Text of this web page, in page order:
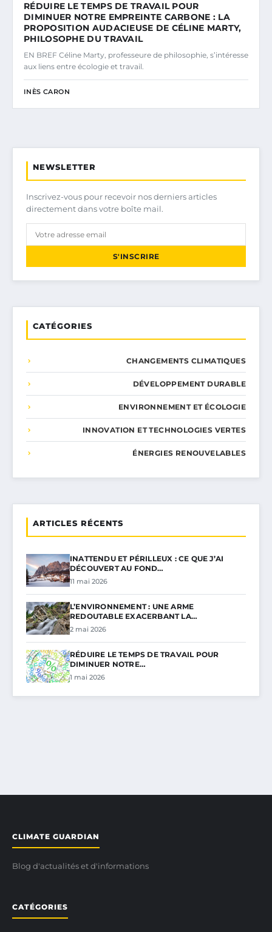
RÉDUIRE LE TEMPS DE TRAVAIL POUR
DIMINUER NOTRE EMPREINTE CARBONE : LA
PROPOSITION AUDACIEUSE DE CÉLINE MARTY,
PHILOSOPHE DU TRAVAIL
EN BREF Céline Marty, professeure de philosophie, s’intéresse
aux liens entre écologie et travail.
INÈS CARON
NEWSLETTER
Inscrivez-vous pour recevoir nos derniers articles
directement dans votre boîte mail.
S'INSCRIRE
CATÉGORIES
CHANGEMENTS CLIMATIQUES
DÉVELOPPEMENT DURABLE
ENVIRONNEMENT ET ÉCOLOGIE
INNOVATION ET TECHNOLOGIES VERTES
ÉNERGIES RENOUVELABLES
ARTICLES RÉCENTS
INATTENDU ET PÉRILLEUX : CE QUE J’AI
DÉCOUVERT AU FOND…
11 mai 2026
L’ENVIRONNEMENT : UNE ARME
REDOUTABLE EXACERBANT LA…
2 mai 2026
RÉDUIRE LE TEMPS DE TRAVAIL POUR
DIMINUER NOTRE…
1 mai 2026
CLIMATE GUARDIAN
Blog d'actualités et d'informations
CATÉGORIES